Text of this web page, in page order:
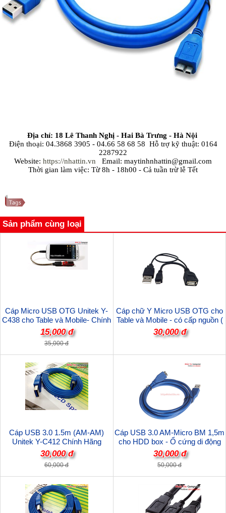
Địa chỉ: 18 Lê Thanh Nghị - Hai Bà Trưng - Hà Nội
Điện thoại: 04.3868 3905 - 04.66 58 68 58 Hỗ trợ kỹ thuật: 0164
2287922
Website: https://nhattin.vn Email: maytinhnhattin@gmail.com
Thời gian làm việc: Từ 8h - 18h00 - Cả tuần trừ lễ Tết
Sản phẩm cùng loại
Cáp Micro USB OTG Unitek Y-
C438 cho Table và Mobile- Chính
hãng
15,000 đ
35,000 đ
Cáp chữ Y Micro USB OTG cho
Table và Mobile - có cấp nguồn (
không sạc cho điện thoại)
30,000 đ
Cáp USB 3.0 1.5m (AM-AM)
Unitek Y-C412 Chính Hãng
30,000 đ
60,000 đ
Cáp USB 3.0 AM-Micro BM 1,5m
cho HDD box - Ổ cứng di động
30,000 đ
50,000 đ